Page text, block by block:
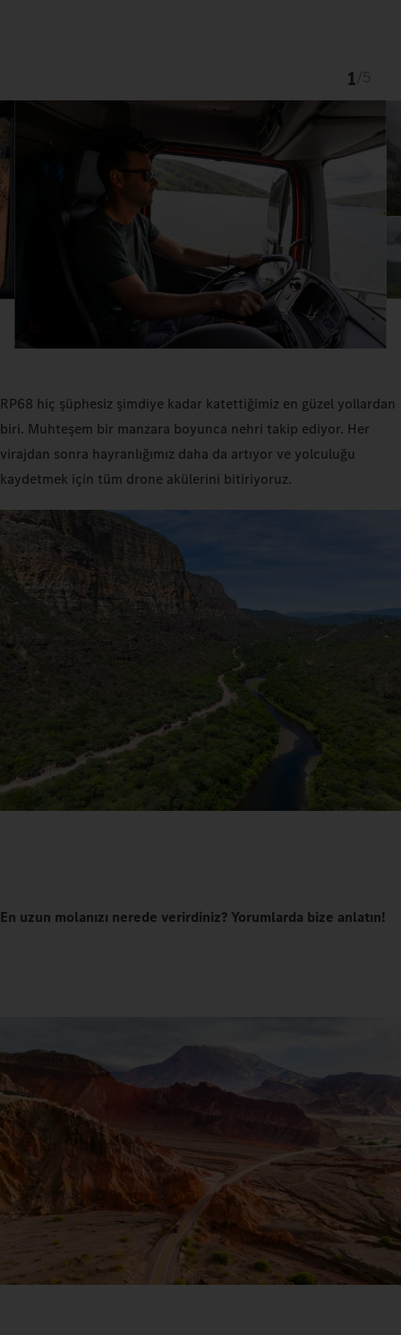
1
RP68 hiç şüphesiz şimdiye kadar katettiğimiz en güzel yollardan
biri. Muhteşem bir manzara boyunca nehri takip ediyor. Her
virajdan sonra hayranlığımız daha da artıyor ve yolculuğu
kaydetmek için tüm drone akülerini bitiriyoruz.
En uzun molanızı nerede verirdiniz? Yorumlarda bize anlatın!